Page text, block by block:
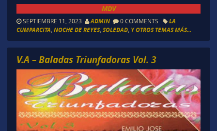
MDV
SEPTIEMBRE 11, 2023 ADMIN 0 COMMENTS
LA
CUMPARCITA, NOCHE DE REYES, SOLEDAD, Y OTROS TEMAS MÁS...
V.A – Baladas Triunfadoras Vol. 3